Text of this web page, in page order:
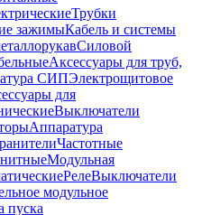
Трубки
зажимыКабель и системы
Силовой
Аксессуары для труб,
СИПЭлектрощитовое
для
Выключатели
Аппаратура
Частотные
Модульная
РелеВыключатели
модульное
пуска